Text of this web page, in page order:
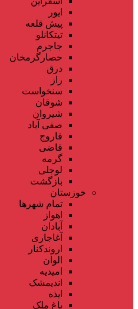
ایور
پیش قلعه
تیتکانلو
جاجرم
حصارگرمخان
درق
راز
سنخواست
شوقان
شیروان
صفی آباد
فاروج
قاضی
گرمه
لوجلی
بازگشت
خوزستان
تمام شهر‌ها
اهواز
آبادان
آغاجاری
اروندکنار
الوان
امیدیه
اندیمشک
ایذه
باغ ملک